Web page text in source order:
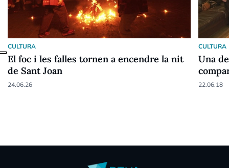
CULTURA
El foc i les falles tornen a encendre la nit
de Sant Joan
24.06.26
CULTURA
Una
Vella
22.06.18